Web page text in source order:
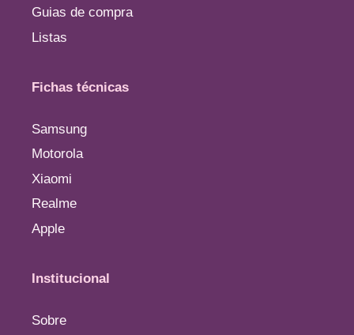
Guias de compra
Listas
Fichas técnicas
Samsung
Motorola
Xiaomi
Realme
Apple
Institucional
Sobre